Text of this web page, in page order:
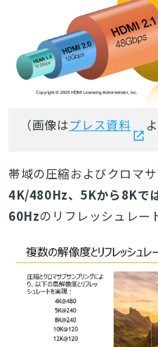
（画像はプレス資料
帯域の圧縮およびクロマサ
4K/480Hz、5Kから8Kで
60Hzのリフレッシュレー